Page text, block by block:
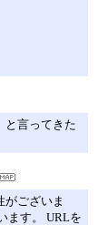
と言ってきた
がございま
ます。 URLを